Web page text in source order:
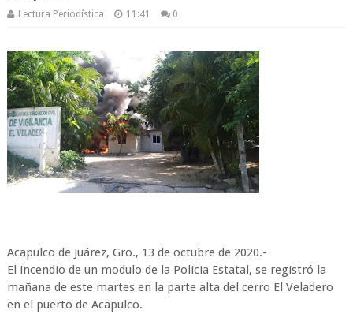
Lectura Periodística 11:41 0
Acapulco de Juárez, Gro., 13 de octubre de 2020.-
El incendio de un modulo de la Policia Estatal, se registró la
mañana de este martes en la parte alta del cerro El Veladero
en el puerto de Acapulco.